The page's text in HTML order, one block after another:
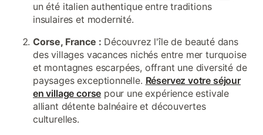
un été italien authentique entre traditions
insulaires et modernité.
Corse, France : Découvrez l'île de beauté dans
des villages vacances nichés entre mer turquoise
et montagnes escarpées, offrant une diversité de
paysages exceptionnelle. Réservez votre séjour
en village corse pour une expérience estivale
alliant détente balnéaire et découvertes
culturelles.